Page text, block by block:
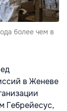
более чем в
в Женеве
Гебрейесус,